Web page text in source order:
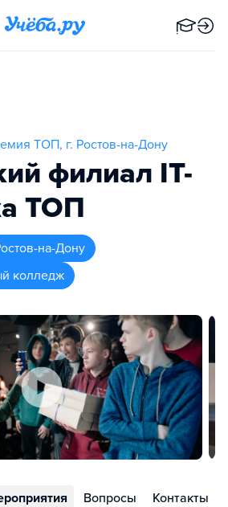
TOП, г. Ростов-на-Дону
филиал IT-
TOП
на-Дону
колледж
Вопросы Контакты